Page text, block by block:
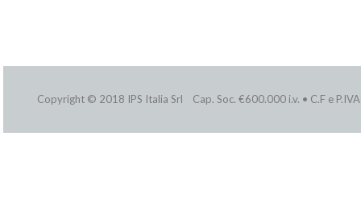
Copyright © 2018 IPS Italia Srl Cap. Soc. €600.000 i.v. • C.F e